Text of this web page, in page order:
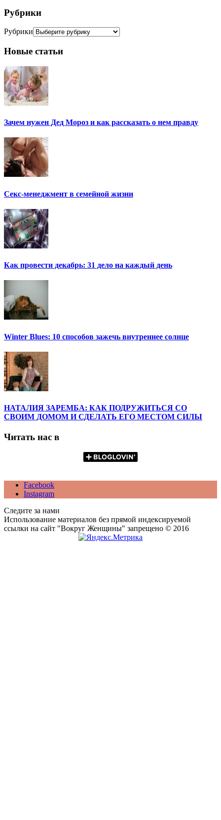
Рубрики
Рубрики
Новые статьи
Зачем нужен Дед Мороз и как рассказать о нем правду
Секс-менеджмент в семейной жизни
Как провести декабрь: 31 дело на каждый день
Winter Blues: 10 способов зажечь внутреннее солнце
НАТАЛИЯ ЗАРЕМБА: КАК ПОДРУЖИТЬСЯ СО
СВОИМ ДОМОМ И СДЕЛАТЬ ЕГО МЕСТОМ СИЛЫ
Читать нас в
Facebook
Instagram
Следите за нами
Использование материалов без прямой индексируемой
ссылки на сайт "Вокруг Женщины" запрещено © 2016